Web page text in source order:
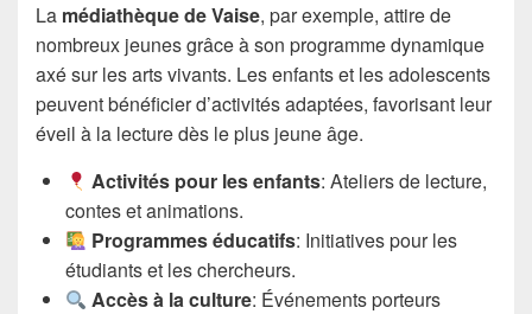
La médiathèque de Vaise, par exemple, attire de
nombreux jeunes grâce à son programme dynamique
axé sur les arts vivants. Les enfants et les adolescents
peuvent bénéficier d’activités adaptées, favorisant leur
éveil à la lecture dès le plus jeune âge.
Activités pour les enfants: Ateliers de lecture,
contes et animations.
Programmes éducatifs: Initiatives pour les
étudiants et les chercheurs.
Accès à la culture: Événements porteurs